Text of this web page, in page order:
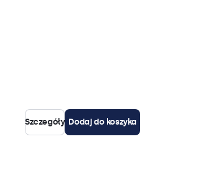
Szczegóły Dodaj do koszyka